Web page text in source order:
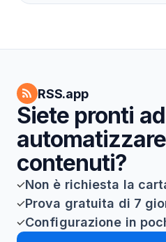
RSS.app
Siete pronti ad
contenuti?
Non è richiesta la
Prova gratuita di 7
Configurazione in